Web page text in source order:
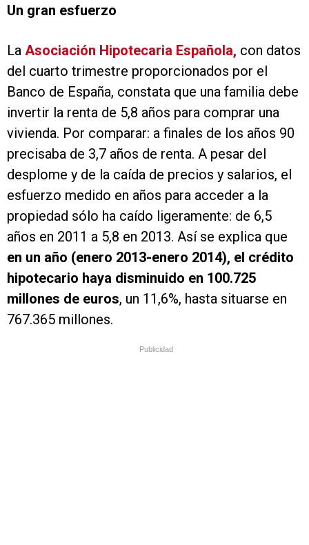
Un gran esfuerzo
La Asociación Hipotecaria Española, con datos
del cuarto trimestre proporcionados por el
Banco de España, constata que una familia debe
invertir la renta de 5,8 años para comprar una
vivienda. Por comparar: a finales de los años 90
precisaba de 3,7 años de renta. A pesar del
desplome y de la caída de precios y salarios, el
esfuerzo medido en años para acceder a la
propiedad sólo ha caído ligeramente: de 6,5
años en 2011 a 5,8 en 2013. Así se explica que
en un año (enero 2013-enero 2014), el crédito
hipotecario haya disminuido en 100.725
millones de euros, un 11,6%, hasta situarse en
767.365 millones.
Publicidad